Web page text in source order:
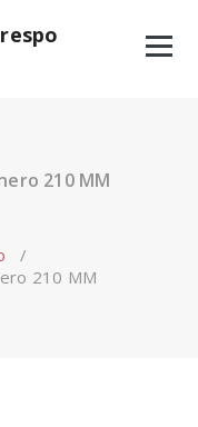
210 MM
/
210 MM